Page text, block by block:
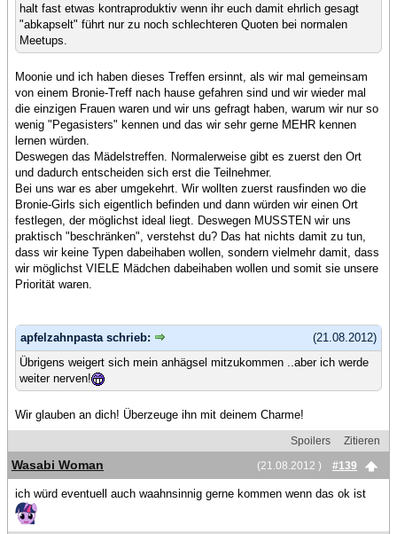
halt fast etwas kontraproduktiv wenn ihr euch damit ehrlich gesagt
"abkapselt" führt nur zu noch schlechteren Quoten bei normalen
Meetups.
Moonie und ich haben dieses Treffen ersinnt, als wir mal gemeinsam
von einem Bronie-Treff nach hause gefahren sind und wir wieder mal
die einzigen Frauen waren und wir uns gefragt haben, warum wir nur so
wenig "Pegasisters" kennen und das wir sehr gerne MEHR kennen
lernen würden.
Deswegen das Mädelstreffen. Normalerweise gibt es zuerst den Ort
und dadurch entscheiden sich erst die Teilnehmer.
Bei uns war es aber umgekehrt. Wir wollten zuerst rausfinden wo die
Bronie-Girls sich eigentlich befinden und dann würden wir einen Ort
festlegen, der möglichst ideal liegt. Deswegen MUSSTEN wir uns
praktisch "beschränken", verstehst du? Das hat nichts damit zu tun,
dass wir keine Typen dabeihaben wollen, sondern vielmehr damit, dass
wir möglichst VIELE Mädchen dabeihaben wollen und somit sie unsere
Priorität waren.
(21.08.2012)
apfelzahnpasta schrieb:
Übrigens weigert sich mein anhägsel mitzukommen ..aber ich werde
weiter nerven!
Wir glauben an dich! Überzeuge ihn mit deinem Charme!
Spoilers
Zitieren
(21.08.2012 )
#139
Wasabi Woman
ich würd eventuell auch waahnsinnig gerne kommen wenn das ok ist